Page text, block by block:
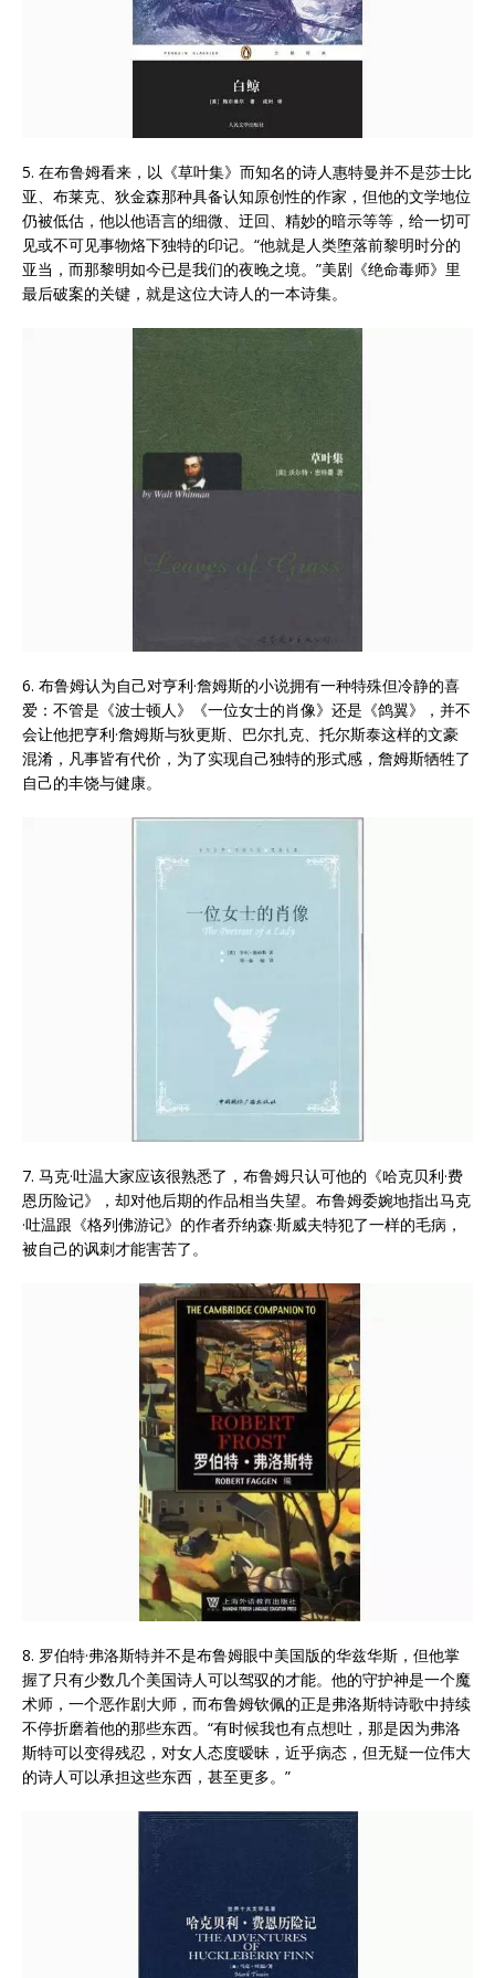
5. 在布鲁姆看来，以《草叶集》而知名的诗人惠特曼并不是莎士比
亚、布莱克、狄金森那种具备认知原创性的作家，但他的文学地位
仍被低估，他以他语言的细微、迂回、精妙的暗示等等，给一切可
见或不可见事物烙下独特的印记。“他就是人类堕落前黎明时分的
亚当，而那黎明如今已是我们的夜晚之境。”美剧《绝命毒师》里
最后破案的关键，就是这位大诗人的一本诗集。
6. 布鲁姆认为自己对亨利·詹姆斯的小说拥有一种特殊但冷静的喜
爱：不管是《波士顿人》《一位女士的肖像》还是《鸽翼》，并不
会让他把亨利·詹姆斯与狄更斯、巴尔扎克、托尔斯泰这样的文豪
混淆，凡事皆有代价，为了实现自己独特的形式感，詹姆斯牺牲了
自己的丰饶与健康。
7. 马克·吐温大家应该很熟悉了，布鲁姆只认可他的《哈克贝利·费
恩历险记》，却对他后期的作品相当失望。布鲁姆委婉地指出马克
·吐温跟《格列佛游记》的作者乔纳森·斯威夫特犯了一样的毛病，
被自己的讽刺才能害苦了。
8. 罗伯特·弗洛斯特并不是布鲁姆眼中美国版的华兹华斯，但他掌
握了只有少数几个美国诗人可以驾驭的才能。他的守护神是一个魔
术师，一个恶作剧大师，而布鲁姆钦佩的正是弗洛斯特诗歌中持续
不停折磨着他的那些东西。“有时候我也有点想吐，那是因为弗洛
斯特可以变得残忍，对女人态度暧昧，近乎病态，但无疑一位伟大
的诗人可以承担这些东西，甚至更多。”